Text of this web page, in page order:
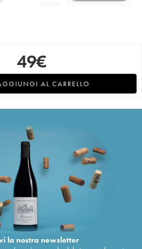
49€
AL CARRELLO
la nostra newsletter